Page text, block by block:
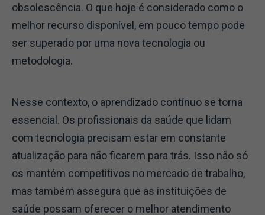
obsolescência. O que hoje é considerado como o
melhor recurso disponível, em pouco tempo pode
ser superado por uma nova tecnologia ou
metodologia.
Nesse contexto, o aprendizado contínuo se torna
essencial. Os profissionais da saúde que lidam
com tecnologia precisam estar em constante
atualização para não ficarem para trás. Isso não só
os mantém competitivos no mercado de trabalho,
mas também assegura que as instituições de
saúde possam oferecer o melhor atendimento